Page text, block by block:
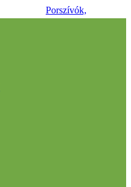
Porszívók,